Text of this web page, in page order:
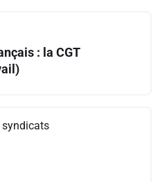
: la CGT
syndicats